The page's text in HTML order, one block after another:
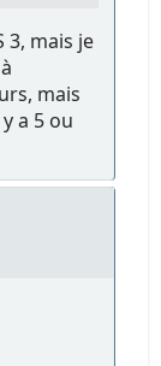
3, mais je
mais
a 5 ou